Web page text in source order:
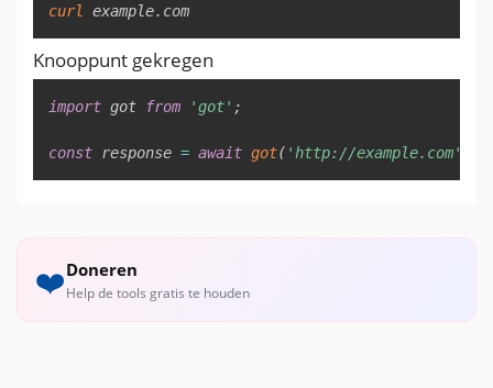
curl example.com
Knooppunt gekregen
import got from 'got' ;
const response = await got( 'http://example.com'
❤️Doneren
Help de tools gratis te houden